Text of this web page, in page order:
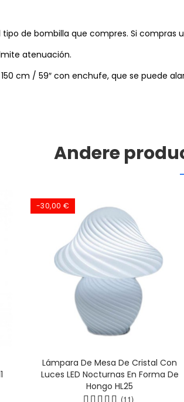
tipo de bombilla que compres. Si
atenuación.
cm / 59″ con enchufe, que se puede
Andere
-30,00 €
Lámpara De Mesa De Cristal Con
Luces LED Nocturnas En Forma De
Hongo HL25
(11)